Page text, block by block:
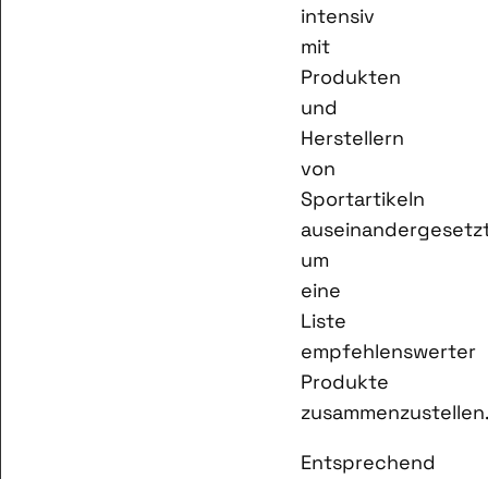
intensiv
mit
Produkten
und
Herstellern
von
Sportartikeln
um
eine
Liste
empfehlenswerter
Produkte
Entsprechend